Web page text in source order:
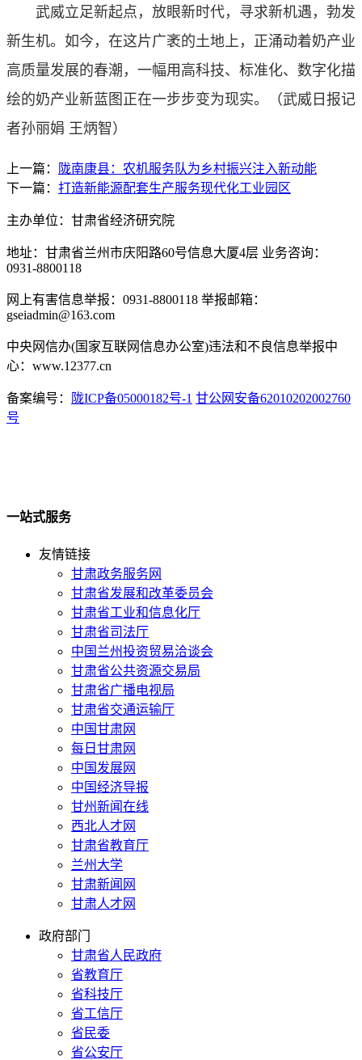
武威立足新起点，放眼新时代，寻求新机遇，勃发
新生机。如今，在这片广袤的土地上，正涌动着奶产业
高质量发展的春潮，一幅用高科技、标准化、数字化描
绘的奶产业新蓝图正在一步步变为现实。（武威日报记
者孙丽娟 王炳智）
上一篇：
陇南康县：农机服务队为乡村振兴注入新动能
下一篇： 打造新能源配套生产服务现代化工业园区
主办单位：甘肃省经济研究院
地址：甘肃省兰州市庆阳路60号信息大厦4层 业务咨询：
0931-8800118
网上有害信息举报：0931-8800118 举报邮箱：
gseiadmin@163.com
中央网信办(国家互联网信息办公室)违法和不良信息举报中
心：www.12377.cn
备案编号： 陇ICP备05000182号-1 甘公网安备62010202002760
号
一站式服务
友情链接
甘肃政务服务网
甘肃省发展和改革委员会
甘肃省工业和信息化厅
甘肃省司法厅
中国兰州投资贸易洽谈会
甘肃省公共资源交易局
甘肃省广播电视局
甘肃省交通运输厅
中国甘肃网
每日甘肃网
中国发展网
中国经济导报
甘州新闻在线
西北人才网
甘肃省教育厅
兰州大学
甘肃新闻网
甘肃人才网
政府部门
甘肃省人民政府
省教育厅
省科技厅
省工信厅
省民委
省公安厅